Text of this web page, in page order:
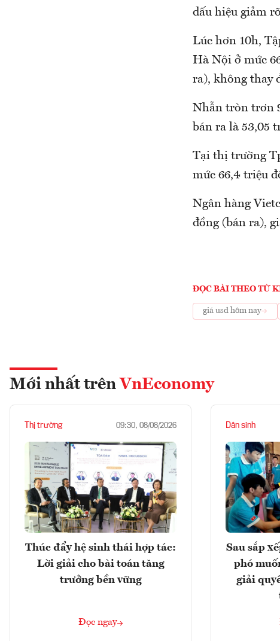
dấu hiệu giảm
Lúc hơn 10h,
Hà Nội ở mức
ra), không thay
Nhẫn tròn trơn
bán ra là 53,05
Tại thị trường
mức 66,4 triệu
Ngân hàng
đồng (bán ra),
ĐỌC BÀI THEO TỪ
giá usd hôm nay
Mới nhất trên VnEconomy
Thị trường 09:30, 08/08/2026
Thúc đẩy hệ sinh thái hợp tác:
Lời giải cho bài toán tăng
trưởng bền vững
Đọc ngay
Dân sinh
Sau sắp
phó
giải